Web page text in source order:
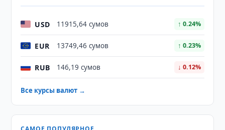
USD 11915,64 сумов ↑ 0.24%
EUR 13749,46 сумов ↑ 0.23%
RUB 146,19 сумов ↓ 0.12%
Все курсы валют →